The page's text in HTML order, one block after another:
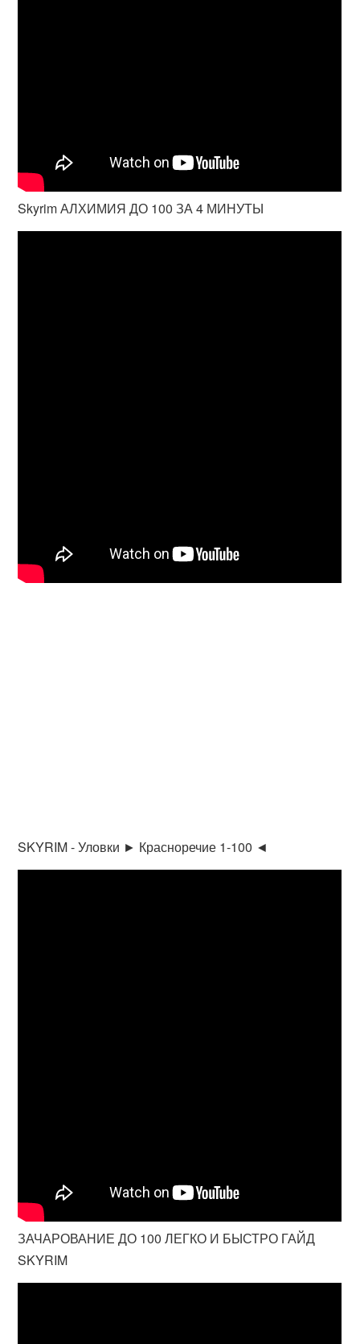
Skyrim АЛХИМИЯ ДО 100 ЗА 4 МИНУТЫ
SKYRIM - Уловки ► Красноречие 1-100 ◄
ЗАЧАРОВАНИЕ ДО 100 ЛЕГКО И БЫСТРО ГАЙД
SKYRIM